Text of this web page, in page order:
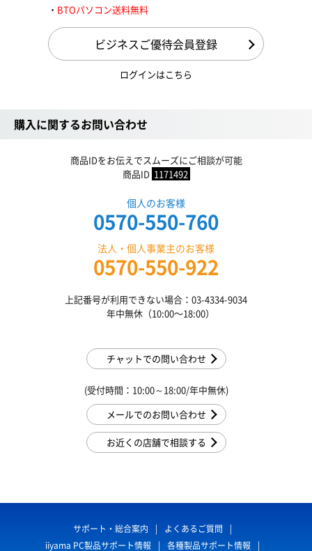
BTOパソコン送料無料
ビジネスご優待会員登録
ログインはこちら
購入に関するお問い合わせ
商品IDをお伝えでスムーズにご相談が可能
商品ID 1171492
個人のお客様
0570-550-760
法人・個人事業主のお客様
0570-550-922
上記番号が利用できない場合：03-4334-9034
年中無休（10:00〜18:00）
チャットでの問い合わせ
(受付時間：10:00～18:00/年中無休)
メールでのお問い合わせ
お近くの店舗で相談する
サポート・総合案内
よくあるご質問
iiyama PC製品サポート情報
各種製品サポート情報